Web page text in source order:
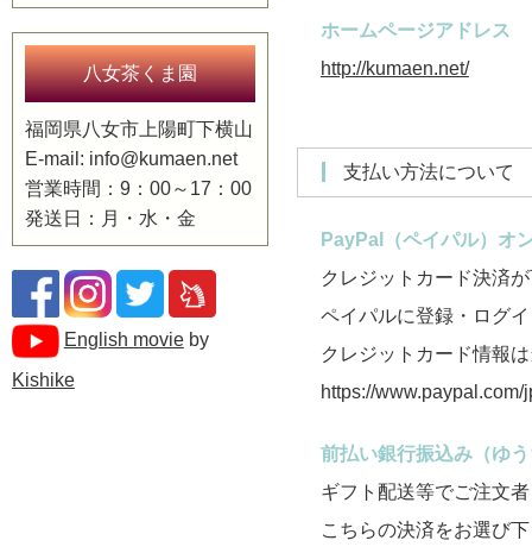
ホームページアドレス
http://kumaen.net/
支払い方法について
PayPal（ペイパル）オ
クレジットカード決済
ペイパルに登録・ログ
クレジットカード情報
https://
前払い銀行振込み（ゆ
ギフト配送等でご注文
こちらの決済をお選び
八女茶くま園
福岡県八女市上陽町下横山
E-mail: info@kumaen.net
営業時間：9：00～17：00
発送日：月・水・金
English movieby
Kishike